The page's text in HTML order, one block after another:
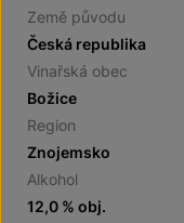
Země původu
Česká republika
Vinařská obec
Božice
Region
Znojemsko
Alkohol
12,0 % obj.